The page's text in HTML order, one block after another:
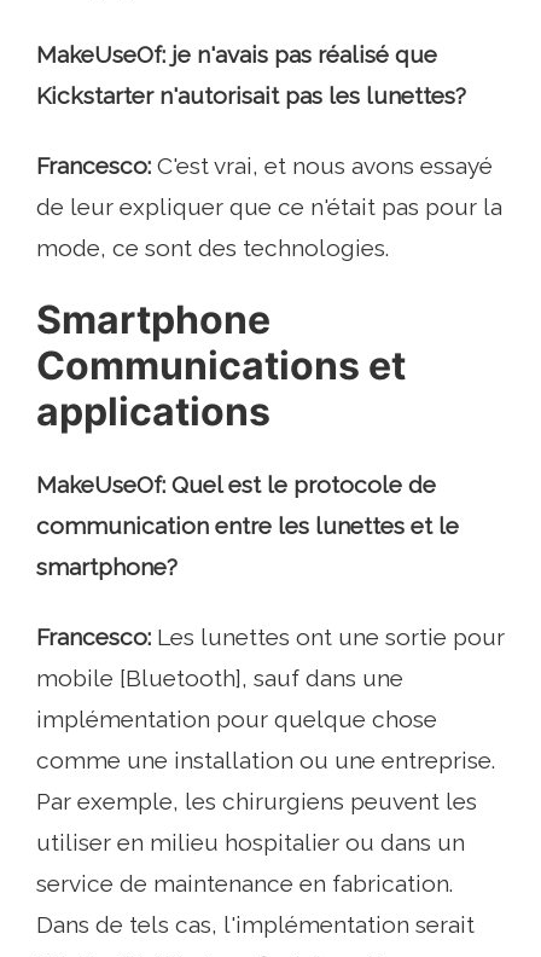
MakeUseOf: je n'avais pas réalisé que
Kickstarter n'autorisait pas les lunettes?
Francesco: C'est vrai, et nous avons essayé
de leur expliquer que ce n'était pas pour la
mode, ce sont des technologies.
Smartphone
Communications et
applications
MakeUseOf: Quel est le protocole de
communication entre les lunettes et le
smartphone?
Francesco: Les lunettes ont une sortie pour
mobile [Bluetooth], sauf dans une
implémentation pour quelque chose
comme une installation ou une entreprise.
Par exemple, les chirurgiens peuvent les
utiliser en milieu hospitalier ou dans un
service de maintenance en fabrication.
Dans de tels cas, l'implémentation serait